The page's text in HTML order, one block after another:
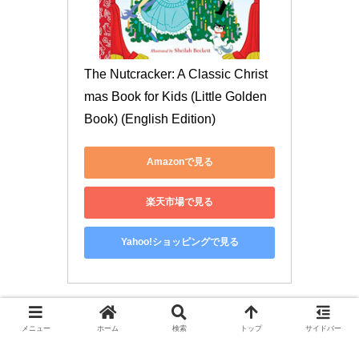
The Nutcracker: A Classic Christ
mas Book for Kids (Little Golden
Book) (English Edition)
Amazonで見る
楽天市場で見る
Yahoo!ショッピングで見る
メニュー ホーム 検索 トップ サイドバー